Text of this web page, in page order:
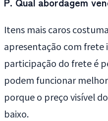
Itens mais caros
apresentação com frete
participação do frete é
podem funcionar
porque o preço visível
baixo.